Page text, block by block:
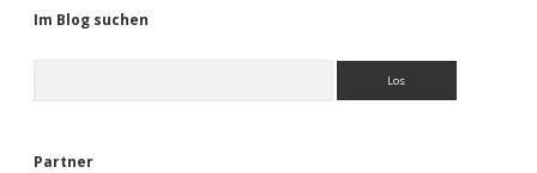
Im Blog suchen
e
Partner